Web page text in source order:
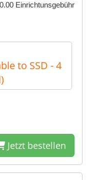
Einrichtunsgebühr
to SSD - 4
Jetzt bestellen